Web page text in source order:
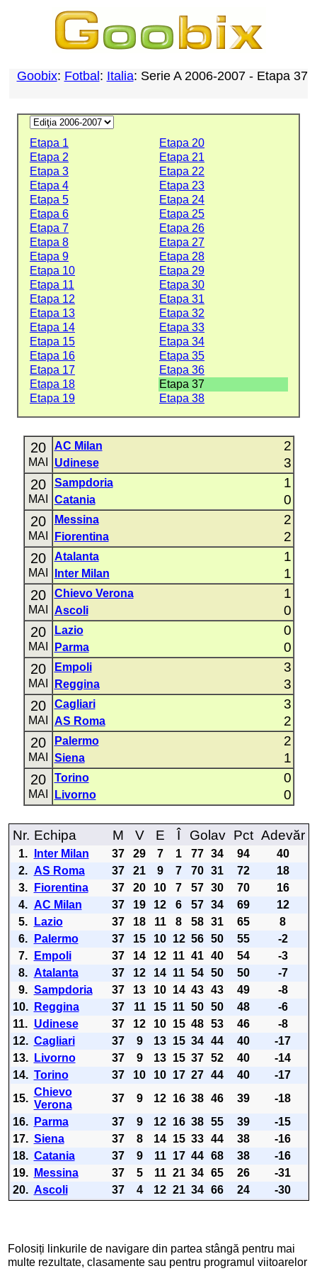
Goobix: Fotbal : Italia: Serie A 2006-2007 - Etapa 37
Etapa 1
Etapa 20
Etapa 2
Etapa 21
Etapa 3
Etapa 22
Etapa 4
Etapa 23
Etapa 5
Etapa 24
Etapa 6
Etapa 25
Etapa 7
Etapa 26
Etapa 8
Etapa 27
Etapa 9
Etapa 28
Etapa 10
Etapa 29
Etapa 11
Etapa 30
Etapa 12
Etapa 31
Etapa 13
Etapa 32
Etapa 14
Etapa 33
Etapa 15
Etapa 34
Etapa 16
Etapa 35
Etapa 17
Etapa 36
Etapa 18
Etapa 37
Etapa 19
Etapa 38
20
MAI
AC Milan 2
Udinese 3
20
MAI
Sampdoria 1
Catania 0
20
MAI
Messina 2
Fiorentina 2
20
MAI
Atalanta 1
Inter Milan 1
20
MAI
Chievo Verona 1
Ascoli 0
20
MAI
Lazio 0
Parma 0
20
MAI
Empoli 3
Reggina 3
20
MAI
Cagliari 3
AS Roma 2
20
MAI
Palermo 2
Siena 1
20
MAI
Torino 0
Livorno 0
Nr. Echipa M V E Î Golav Pct Adevăr
1. Inter Milan 37 29 7 1 77 34 94
40
2. AS Roma 37 21 9 7 70 31 72
18
3.
Fiorentina 37 20 10 7 57 30 70
16
4. AC Milan 37 19 12 6 57 34 69
12
5.
Lazio 37 18 11 8 58 31 65
8
6.
Palermo 37 15 10 12 56 50 55
-2
7.
Empoli 37 14 12 11 41 40 54
-3
8. Atalanta 37 12 14 11 54 50 50
-7
9. Sampdoria 37 13 10 14 43 43 49
-8
10.
Reggina 37 11 15 11 50 50 48
-6
11.
Udinese 37 12 10 15 48 53 46
-8
12. Cagliari 37 9 13 15 34 44 40
-17
13.
Livorno 37 9 13 15 37 52 40
-14
14. Torino 37 10 10 17 27 44 40
-17
15.
Chievo
Verona
37 9 12 16 38 46 39
-18
16.
Parma 37 9 12 16 38 55 39
-15
17. Siena 37 8 14 15 33 44 38
-16
18. Catania 37 9 11 17 44 68 38
-16
19.
Messina 37 5 11 21 34 65 26
-31
20. Ascoli 37 4 12 21 34 66 24 -30
Folosiți linkurile de navigare din partea stângă pentru mai
multe rezultate, clasamente sau pentru programul viitoarelor